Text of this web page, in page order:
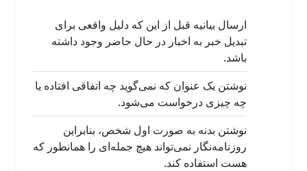
ارسال بیانیه قبل از این که دلیل واقعی برای
تبدیل خبر به اخبار در حال حاضر وجود داشته
باشد.
نوشتن یک عنوان که نمی‌گوید چه اتفاقی افتاده یا
چه چیزی درخواست می‌شود.
نوشتن بدنه به صورت اول شخص، بنابراین
روزنامه‌نگار نمی‌تواند هیچ جمله‌ای را همانطور که
هست استفاده کند.